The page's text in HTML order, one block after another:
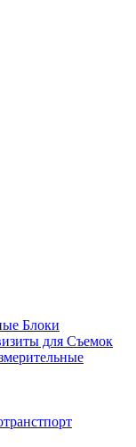
Блоки
для Съемок